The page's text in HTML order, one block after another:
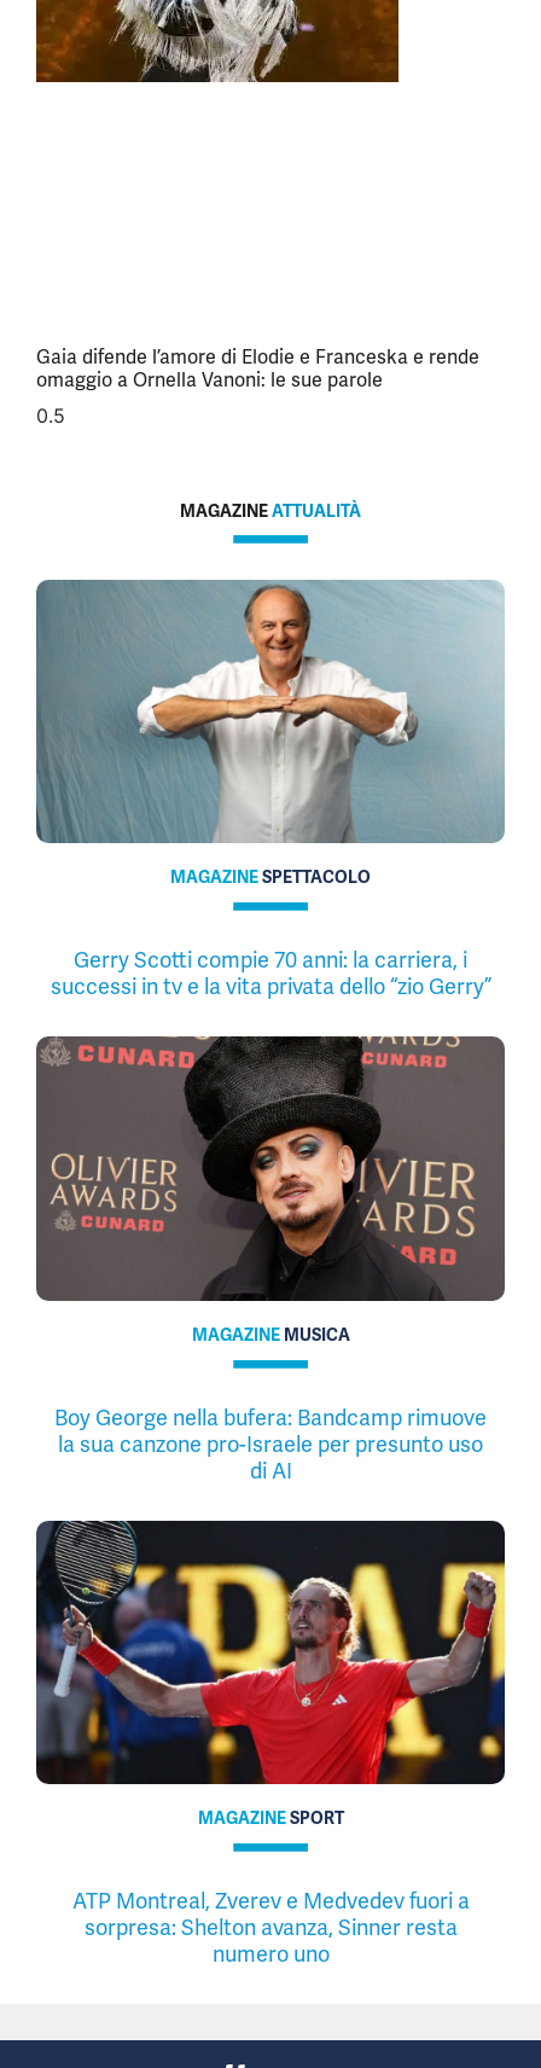
Gaia difende l’amore di Elodie e Franceska e rende
omaggio a Ornella Vanoni: le sue parole
MAGAZINEATTUALITÀ
MAGAZINESPETTACOLO
Gerry Scotti compie 70 anni: la carriera, i
successi in tv e la vita privata dello “zio Gerry”
MAGAZINE MUSICA
Boy George nella bufera: Bandcamp rimuove
la sua canzone pro-Israele per presunto uso
di AI
MAGAZINESPORT
ATP Montreal, Zverev e Medvedev fuori a
sorpresa: Shelton avanza, Sinner resta
numero uno